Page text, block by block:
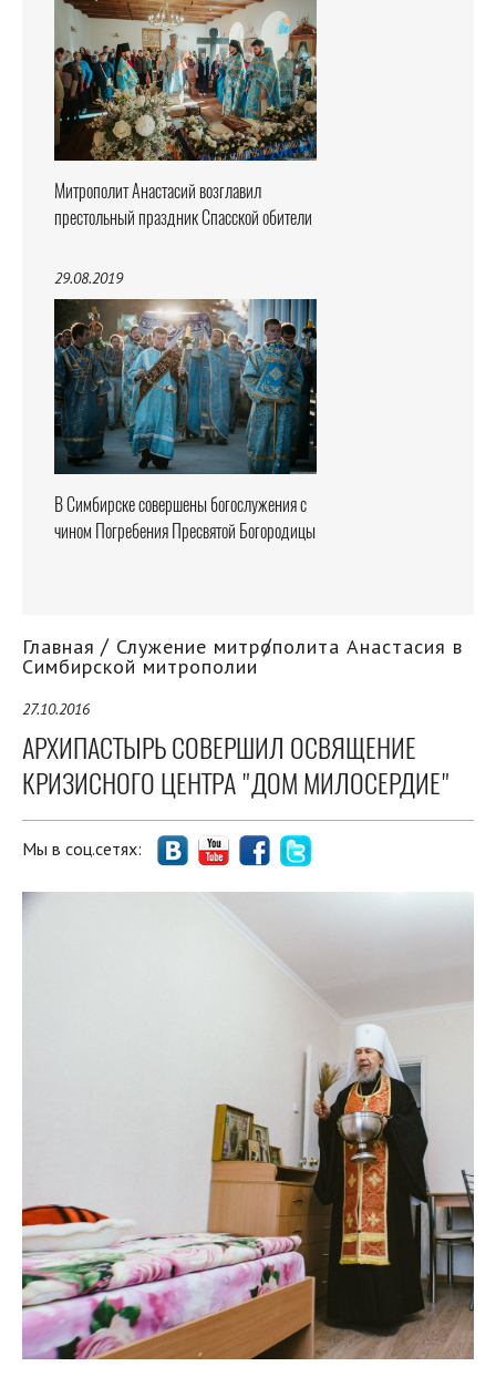
Митрополит Анастасий возглавил
престольный праздник Спасской обители
29.08.2019
В Симбирске совершены богослужения с
чином Погребения Пресвятой Богородицы
Главная Служение митрополита Анастасия в
Симбирской митрополии
27.10.2016
АРХИПАСТЫРЬ СОВЕРШИЛ ОСВЯЩЕНИЕ
КРИЗИСНОГО ЦЕНТРА "ДОМ МИЛОСЕРДИЕ"
Мы в соц.сетях: